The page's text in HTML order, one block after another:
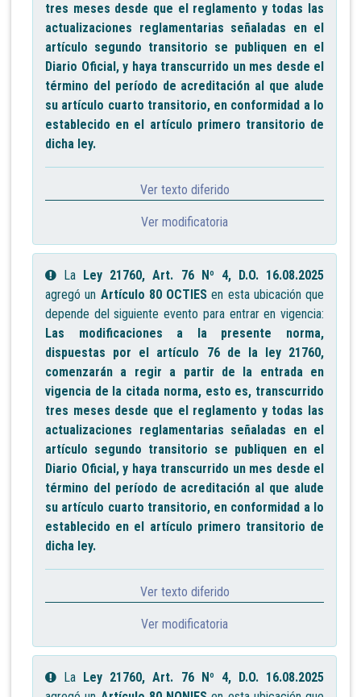
tres meses desde que el reglamento y todas las
actualizaciones reglamentarias señaladas en el
artículo segundo transitorio se publiquen en el
Diario Oficial, y haya transcurrido un mes desde el
término del período de acreditación al que alude
su artículo cuarto transitorio, en conformidad a lo
establecido en el artículo primero transitorio de
dicha ley.
Ver texto diferido
Ver modificatoria
La
Ley 21760, Art. 76 Nº 4, D.O. 16.08.2025
agregó un Artículo 80 OCTIES en esta ubicación que
depende del siguiente evento para entrar en vigencia:
Las modificaciones a la presente norma,
dispuestas por el artículo 76 de la ley 21760,
comenzarán a regir a partir de la entrada en
vigencia de la citada norma, esto es, transcurrido
tres meses desde que el reglamento y todas las
actualizaciones reglamentarias señaladas en el
artículo segundo transitorio se publiquen en el
Diario Oficial, y haya transcurrido un mes desde el
término del período de acreditación al que alude
su artículo cuarto transitorio, en conformidad a lo
establecido en el artículo primero transitorio de
dicha ley.
Ver texto diferido
Ver modificatoria
La
Ley 21760, Art. 76 Nº 4, D.O. 16.08.2025